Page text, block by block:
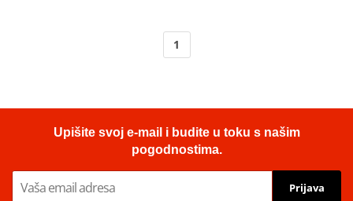
1
Upišite svoj e-mail i budite u toku s našim
pogodnostima.
Prijava